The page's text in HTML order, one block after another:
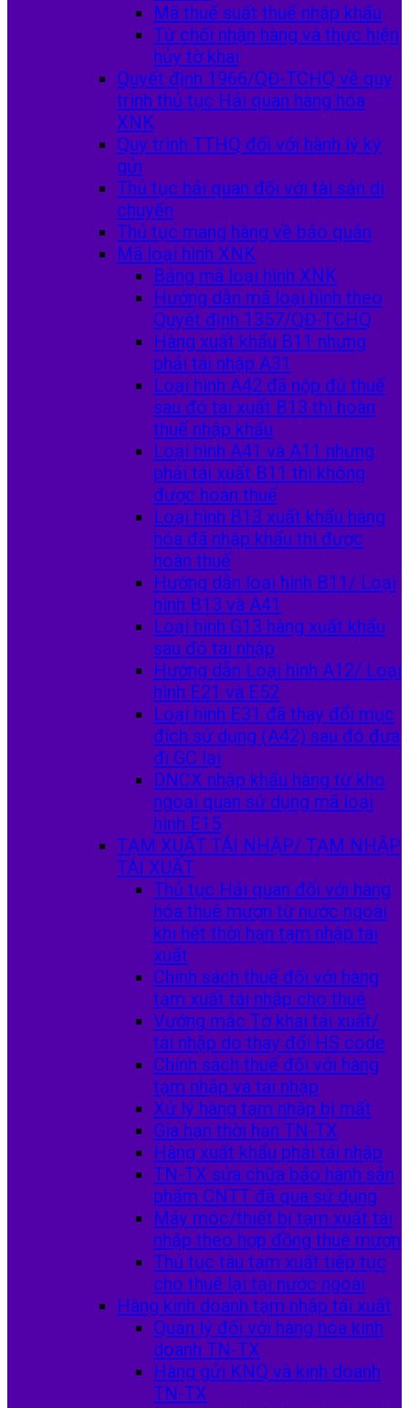
Mã thuế suất thuế nhập khẩu
Từ chối nhận hàng và thực hiện
hủy tờ khai
Quyết định 1966/QĐ-TCHQ về quy
trình thủ tục Hải quan hàng hóa
XNK
Quy trình TTHQ đối với hành lý ký
gửi
Thủ tục hải quan đối với tài sản di
chuyển
Thủ tục mang hàng về bảo quản
Mã loại hình XNK
Bảng mã loại hình XNK
Hướng dẫn mã loại hình theo
Quyết định 1357/QĐ-TCHQ
Hàng xuất khẩu B11 nhưng
phải tái nhập A31
Loại hình A42 đã nộp đủ thuế
sau đó tái xuất B13 thì hoàn
thuế nhập khẩu
Loại hình A41 và A11 nhưng
phải tái xuất B11 thì không
được hoàn thuế
Loại hình B13 xuất khẩu hàng
hóa đã nhập khẩu thì được
hoàn thuế
Hướng dẫn loại hình B11/ Loại
hình B13 và A41
Loại hình G13 hàng xuất khẩu
sau đó tái nhập
Hướng dẫn Loại hình A12/ Loại
hình E21 và E52
Loại hình E31 đã thay đổi mục
đích sử dụng (A42) sau đó đưa
đi GC lại
DNCX nhập khẩu hàng từ kho
ngoại quan sử dụng mã loại
hình E15
TẠM XUẤT TÁI NHẬP/ TẠM NHẬP
TÁI XUẤT
Thủ tục Hải quan đối với hàng
hóa thuê mượn từ nước ngoài
khi hết thời hạn tạm nhập tái
xuất
Chính sách thuế đối với hàng
tạm xuất tái nhập cho thuê
Vướng mắc Tờ khai tái xuất/
tái nhập do thay đổi HS code
Chính sách thuế đối với hàng
tạm nhập và tái nhập
Xử lý hàng tạm nhập bị mất
Gia hạn thời hạn TN-TX
Hàng xuất khẩu phải tái nhập
TN-TX sửa chữa bảo hành sản
phẩm CNTT đã qua sử dụng
Máy móc/thiết bị tạm xuất tái
nhập theo hợp đồng thuê mượn
Thủ tục tàu tạm xuất tiếp tục
cho thuê lại tại nước ngoài
Hàng kinh doanh tạm nhập tái xuất
Quản lý đối với hàng hóa kinh
doanh TN-TX
Hàng gửi KNQ và kinh doanh
TN-TX